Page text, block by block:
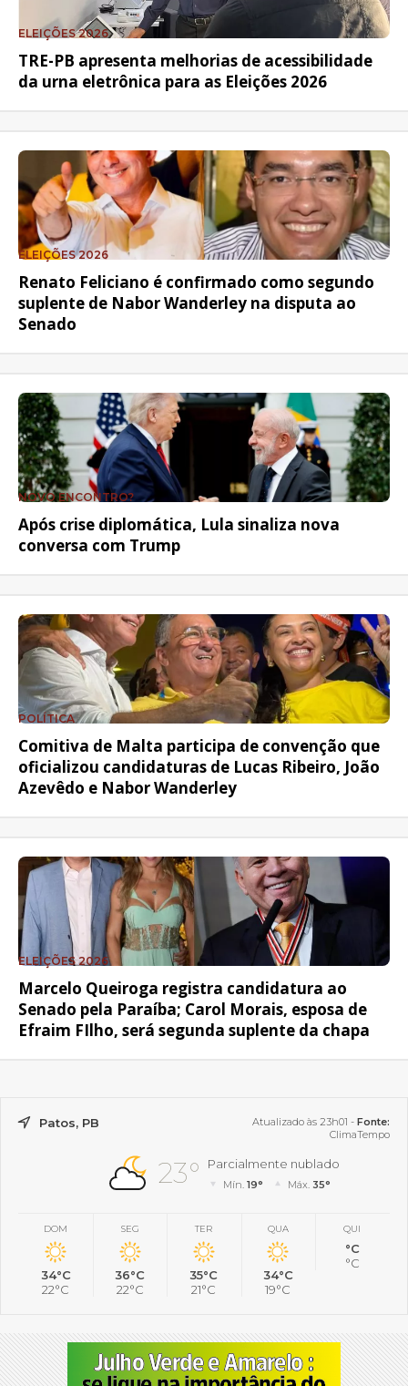
ELEIÇÕES 2026
TRE-PB apresenta melhorias de acessibilidade
da urna eletrônica para as Eleições 2026
ELEIÇÕES 2026
Renato Feliciano é confirmado como segundo
suplente de Nabor Wanderley na disputa ao
Senado
NOVO ENCONTRO?
Após crise diplomática, Lula sinaliza nova
conversa com Trump
POLÍTICA
Comitiva de Malta participa de convenção que
oficializou candidaturas de Lucas Ribeiro, João
Azevêdo e Nabor Wanderley
ELEIÇÕES 2026
Marcelo Queiroga registra candidatura ao
Senado pela Paraíba; Carol Morais, esposa de
Efraim FIlho, será segunda suplente da chapa
Patos, PB Atualizado às 23h01 - Fonte:
ClimaTempo
23° Parcialmente nublado
Mín.19° Máx. 35°
DOM
34°C
22°C
SEG
36°C
22°C
TER
35°C
21°C
QUA
34°C
19°C
QUI
°C
°C